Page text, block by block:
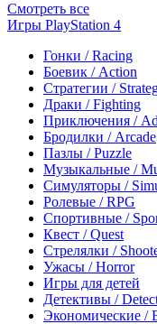
Смотреть все
Игры PlayStation 4
Гонки / Racing
Боевик / Action
Стратегии /
Драки / Fighting
Приключения /
Бродилки / Arcade
Пазлы / Puzzle
Музыкальные /
Симуляторы /
Ролевые / RPG
Спортивные /
Квест / Quest
Стрелялки /
Ужасы / Horror
Игры для детей
Детективы /
Экономические /